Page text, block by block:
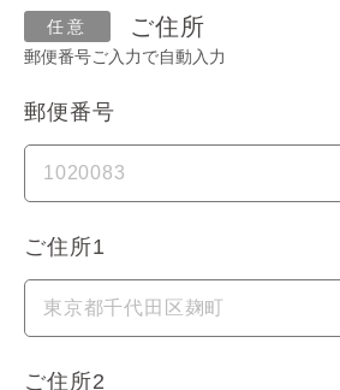
ご住所
郵便番号ご入力で自動入力
郵便番号
ご住所1
ご住所2